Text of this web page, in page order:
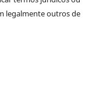
legalmente outros de